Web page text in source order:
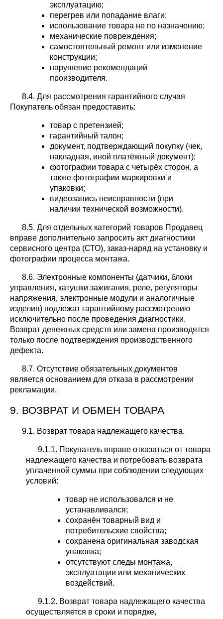
эксплуатацию;
перегрев или попадание влаги;
использование товара не по назначению;
механические повреждения;
самостоятельный ремонт или изменение
конструкции;
нарушение рекомендаций
производителя.
8.4. Для рассмотрения гарантийного случая
Покупатель обязан предоставить:
товар с претензией;
гарантийный талон;
документ, подтверждающий покупку (чек,
накладная, иной платёжный документ);
фотографии товара с четырёх сторон, а
также фотографии маркировки и
упаковки;
видеозапись неисправности (при
наличии технической возможности).
8.5. Для отдельных категорий товаров Продавец
вправе дополнительно запросить акт диагностики
сервисного центра (СТО), заказ-наряд на установку и
фотографии процесса монтажа.
8.6. Электронные компоненты (датчики, блоки
управления, катушки зажигания, реле, регуляторы
напряжения, электронные модули и аналогичные
изделия) подлежат гарантийному рассмотрению
исключительно после проведения диагностики.
Возврат денежных средств или замена производятся
только после подтверждения производственного
дефекта.
8.7. Отсутствие обязательных документов
является основанием для отказа в рассмотрении
рекламации.
9. ВОЗВРАТ И ОБМЕН ТОВАРА
9.1. Возврат товара надлежащего качества.
9.1.1. Покупатель вправе отказаться от товара
надлежащего качества и потребовать возврата
уплаченной суммы при соблюдении следующих
условий:
товар не использовался и не
устанавливался;
сохранён товарный вид и
потребительские свойства;
сохранена оригинальная заводская
упаковка;
отсутствуют следы монтажа,
эксплуатации или механических
воздействий.
9.1.2. Возврат товара надлежащего качества
осуществляется в сроки и порядке,